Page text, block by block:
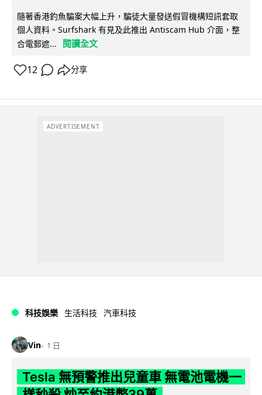
隨著香港釣魚騙案大幅上升，騙徒大量發送假冒機構短訊套取
個人資料。Surfshark 有見及此推出 Antiscam Hub 介面，整
合電郵遮...
閱讀全文
12 分享
ADVERTISEMENT
科技娛樂 生活科技 汽車科技
Vin 1 日
Tesla 無預警推出兒童車 無電池電機一